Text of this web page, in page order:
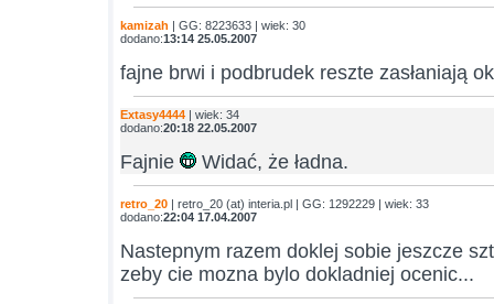
kamizah | GG: 8223633 | wiek: 30
dodano:13:14 25.05.2007
fajne brwi i podbrudek reszte zasłaniają
Extasy4444 | wiek: 34
dodano:20:18 22.05.2007
Fajnie Widać, że ładna.
retro_20 | retro_20 (at) interia.pl | GG: 1292229 | wiek: 33
dodano:22:04 17.04.2007
Nastepnym razem doklej sobie jeszcze
zeby cie mozna bylo dokladniej ocenic...